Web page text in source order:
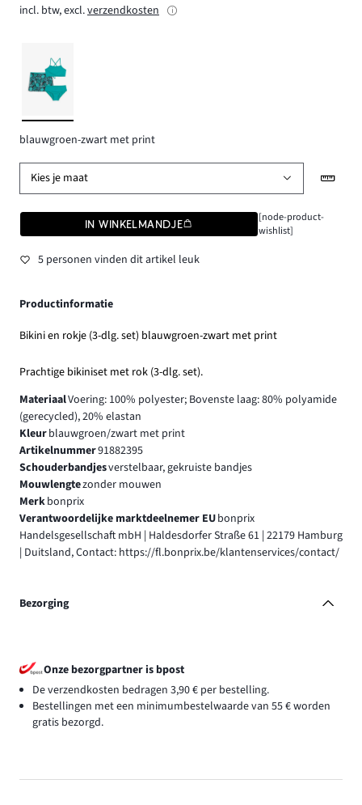
incl. btw, excl.verzendkosten
blauwgroen-zwart met print
Kies je maat
IN WINKELMANDJE
[node-product-
wishlist]
5 personen vinden dit artikel leuk
Productinformatie
Bikini en rokje (3-dlg. set) blauwgroen-zwart met print
Prachtige bikiniset met rok (3-dlg. set).
MateriaalVoering: 100% polyester; Bovenste laag: 80% polyamide
(gerecycled), 20% elastan
Kleurblauwgroen/zwart met print
Artikelnummer91882395
Schouderbandjesverstelbaar, gekruiste bandjes
Mouwlengtezonder mouwen
Merkbonprix
Verantwoordelijke marktdeelnemer EUbonprix
Handelsgesellschaft mbH | Haldesdorfer Straße 61 | 22179 Hamburg
| Duitsland, Contact: https://fl.bonprix.be/klantenservices/contact/
Bezorging
Onze bezorgpartner is bpost
De verzendkosten bedragen 3,90 € per bestelling.
Bestellingen met een minimumbestelwaarde van 55 € worden
gratis bezorgd.